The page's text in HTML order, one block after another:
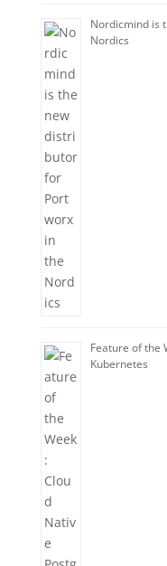
Nordicmind is
Nordics
Feature of the
Kubernetes